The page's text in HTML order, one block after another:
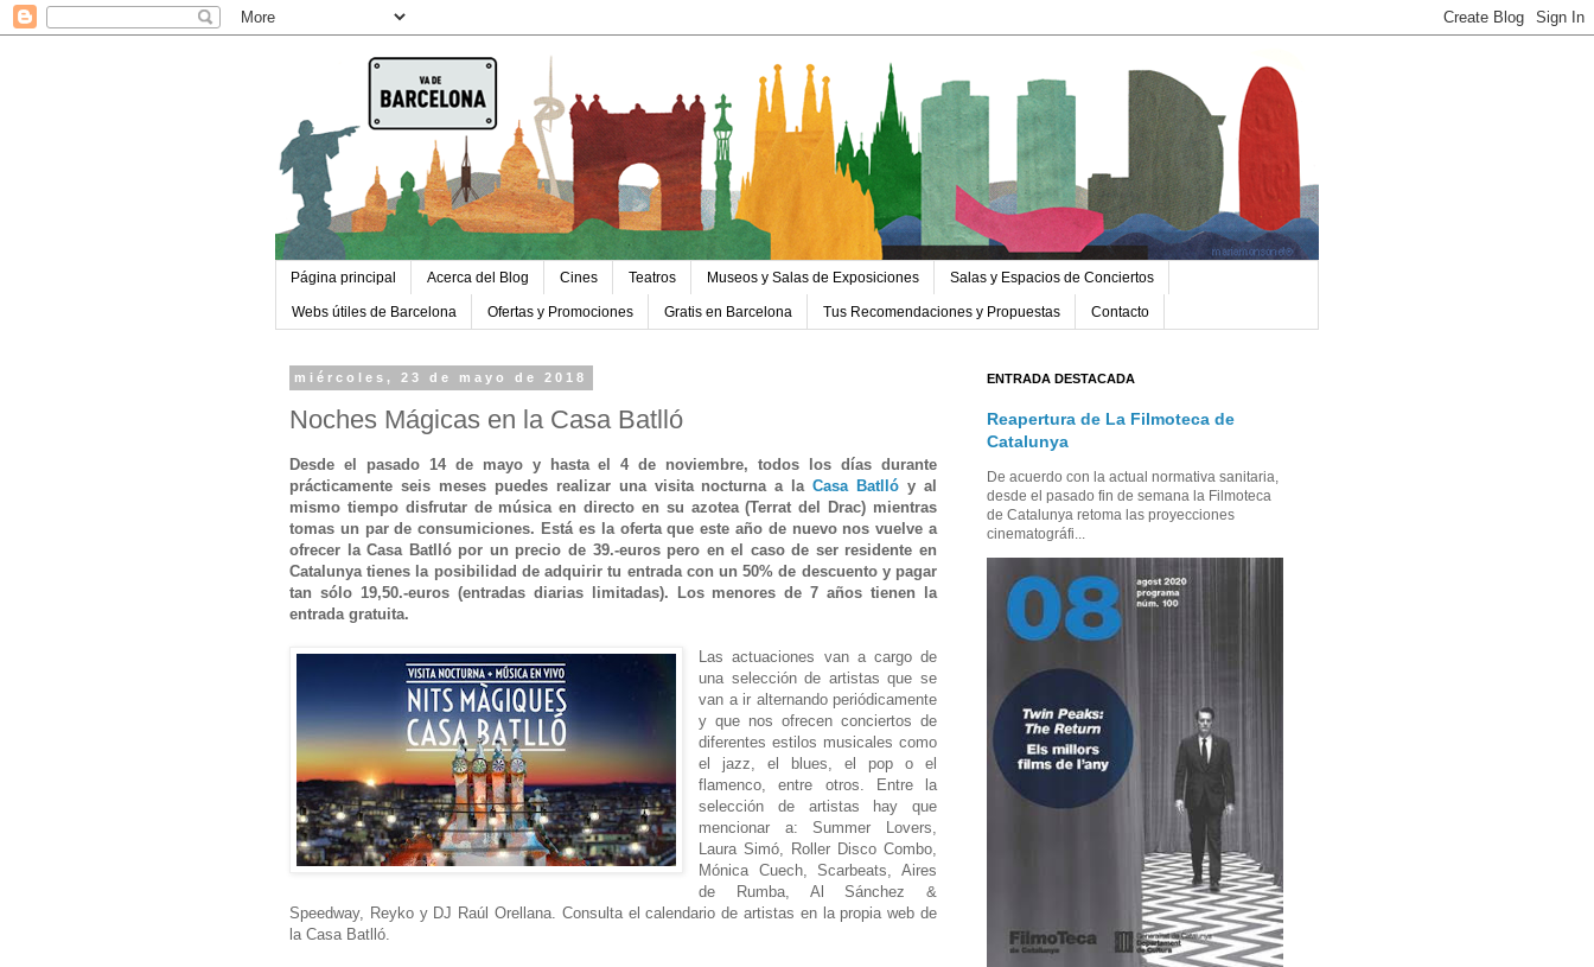
Página principal Acerca del Blog Cines Teatros Museos y Salas de Exposiciones Salas y Espacios de Conciertos
Webs útiles de Barcelona Ofertas y Promociones Gratis en Barcelona Tus Recomendaciones y Propuestas Contacto
miércoles, 23 de mayo de 2018
Noches Mágicas en la Casa Batlló
Desde el pasado 14 de mayo y hasta el 4 de noviembre, todos los días durante
prácticamente seis meses puedes realizar una visita nocturna a laCasa Batlló y al
mismo tiempo disfrutar de música en directo en su azotea (Terrat del Drac) mientras
tomas un par de consumiciones. Está es la oferta que este año de nuevo nos vuelve a
ofrecer la Casa Batlló por un precio de 39.-euros pero en el caso de ser residente en
Catalunya tienes la posibilidad de adquirir tu entrada con un 50% de descuento y pagar
tan sólo 19,50.-euros (entradas diarias limitadas). Los menores de 7 años tienen la
entrada gratuita.
Las actuaciones van a cargo de
una selección de artistas que se
van a ir alternando periódicamente
y que nos ofrecen conciertos de
diferentes estilos musicales como
el jazz, el blues, el pop o el
flamenco, entre otros. Entre la
selección de artistas hay que
mencionar a: Summer Lovers,
Laura Simó, Roller Disco Combo,
Mónica Cuech, Scarbeats, Aires
de Rumba, Al Sánchez &
Speedway, Reyko y DJ Raúl Orellana. Consulta el calendario de artistas en la propia web de
la Casa Batlló.
ENTRADA DESTACADA
Reapertura de La Filmoteca de
Catalunya
De acuerdo con la actual normativa sanitaria,
desde el pasado fin de semana la Filmoteca
de Catalunya retoma las proyecciones
cinematográfi...